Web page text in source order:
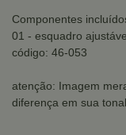
Componentes
01 - esquadro
código: 46-053
atenção: Imagem
diferença em sua